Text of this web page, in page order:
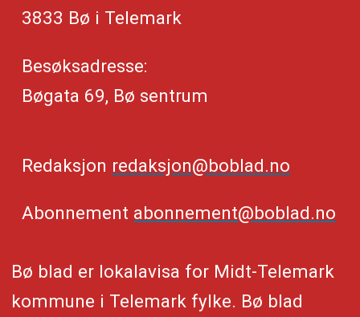
3833 Bø i Telemark
Besøksadresse:
Bøgata 69, Bø sentrum
Redaksjon redaksjon@boblad.no
Abonnement abonnement@boblad.no
Bø blad er lokalavisa for Midt-Telemark
kommune i Telemark fylke. Bø blad